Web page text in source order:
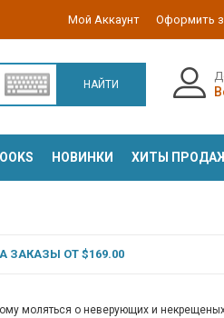
Мой Аккаунт Оформить
НАЙТИ
НОВИНКИ ХИТЫ
ЗАКАЗЫ ОТ $169.00
моляться о неверующих и